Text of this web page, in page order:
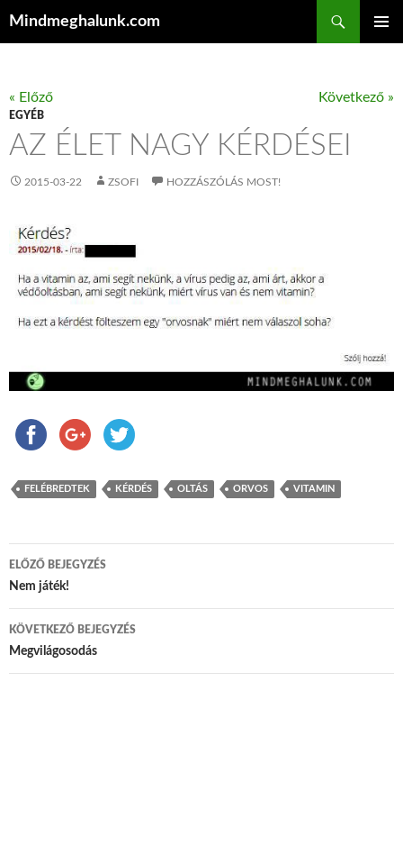
Mindmeghalunk.com
« Előző Következő »
EGYÉB
AZ ÉLET NAGY KÉRDÉSEI
2015-03-22 ZSOFI HOZZÁSZÓLÁS MOST!
FELÉBREDTEK KÉRDÉS OLTÁS ORVOS VITAMIN
Bejegyzés navigáció
ELŐZŐ BEJEGYZÉS
Nem játék!
KÖVETKEZŐ BEJEGYZÉS
Megvilágosodás